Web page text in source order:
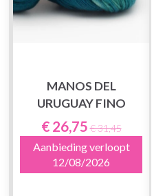
MANOS DEL
URUGUAY FINO
€ 26,75 € 31,45
Aanbieding verloopt
12/08/2026